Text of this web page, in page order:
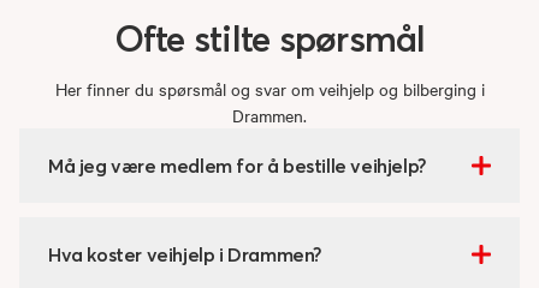
Ofte stilte spørsmål
Her finner du spørsmål og svar om veihjelp og bilberging i
Drammen.
Må jeg være medlem for å bestille veihjelp?
Hva koster veihjelp i Drammen?